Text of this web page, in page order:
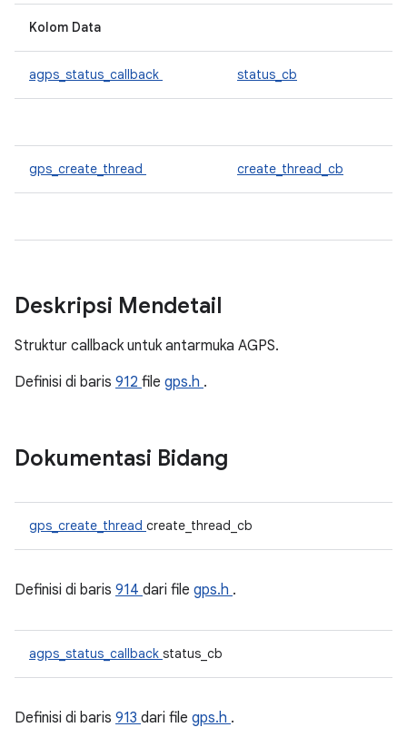
Kolom Data
agps_status_callback status_cb
gps_create_thread create_thread_cb
Deskripsi Mendetail
Struktur callback untuk antarmuka AGPS.
Definisi di baris 912 file gps.h .
Dokumentasi Bidang
gps_create_thread create_thread_cb
Definisi di baris 914 dari file gps.h .
agps_status_callback status_cb
Definisi di baris 913 dari file gps.h .